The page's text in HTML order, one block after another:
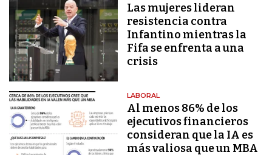
Las mujeres lideran
resistencia contra
Infantino mientras la
Fifa se enfrenta a una
crisis
LABORAL
Al menos 86% de los
ejecutivos financieros
consideran que la IA es
más valiosa que un MBA